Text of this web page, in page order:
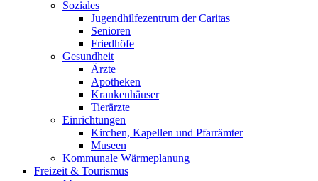
Soziales
Jugendhilfezentrum der Caritas
Senioren
Friedhöfe
Gesundheit
Ärzte
Apotheken
Krankenhäuser
Tierärzte
Einrichtungen
Kirchen, Kapellen und Pfarrämter
Museen
Kommunale Wärmeplanung
Freizeit & Tourismus